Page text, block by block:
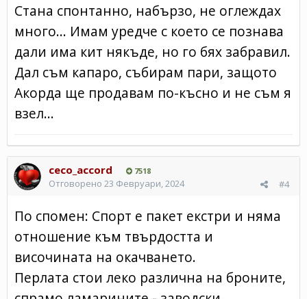
Стана спонтанно, набързо, не оглеждах
много... Имам уредче с което се познава
дали има кит някъде, но го бях забравил.
Дал съм капаро, събирам пари, защото
Акорда ще продавам по-късно и не съм я
взел...
ceco_accord 7518
#4
Отговорено 23 Февруари, 2024
По спомен: Спорт е пакет екстри и няма
отношение към твърдостта и
височината на окачването.
Перлата стои леко различна на броните,